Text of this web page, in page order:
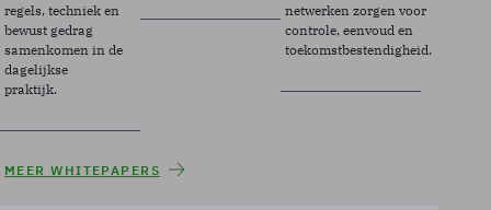
regels, techniek en
bewust gedrag
samenkomen in de
dagelijkse
praktijk.
netwerken zorgen voor
controle, eenvoud en
toekomstbestendigheid.
MEER WHITEPAPERS